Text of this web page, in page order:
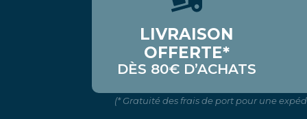
LIVRAISON
OFFERTE*
DÈS 80€ D’ACHATS
(* Gratuité des frais de port pour une